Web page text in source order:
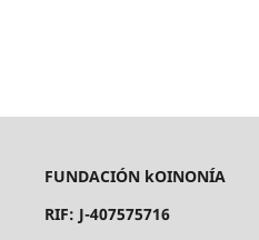
FUNDACIÓN kOINONÍA
RIF: J-407575716